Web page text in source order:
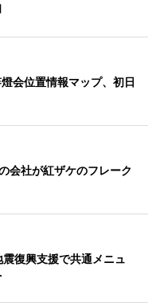
会位置情報マップ、初日
社が紅ザケのフレーク
復興支援で共通メニュ